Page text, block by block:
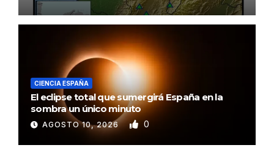
CIENCIA ESPAÑA
El eclipse total que sumergirá España en la
sombra un único minuto
AGOSTO 10, 2026 0